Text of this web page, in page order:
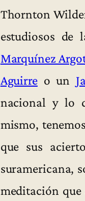
Thornton
estudiosos de
Marquínez
Aguirreo un
nacional y lo
mismo,
que sus
suramericana,
meditación que